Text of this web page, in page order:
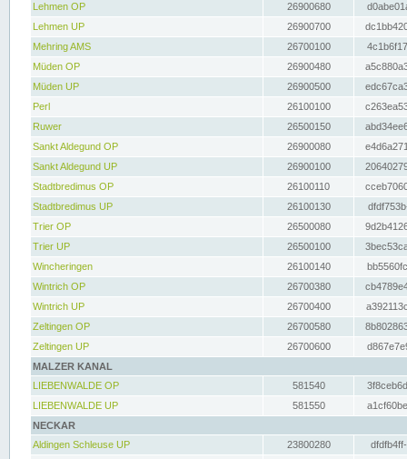
Lehmen OP
26900680
Lehmen UP
26900700
Mehring AMS
26700100
Müden OP
26900480
Müden UP
26900500
Perl
26100100
Ruwer
26500150
Sankt Aldegund OP
26900080
Sankt Aldegund UP
26900100
Stadtbredimus OP
26100110
Stadtbredimus UP
26100130
Trier OP
26500080
Trier UP
26500100
Wincheringen
26100140
Wintrich OP
26700380
Wintrich UP
26700400
Zeltingen OP
26700580
Zeltingen UP
26700600
MALZER KANAL
LIEBENWALDE OP
581540
LIEBENWALDE UP
581550
NECKAR
Aldingen Schleuse UP
23800280